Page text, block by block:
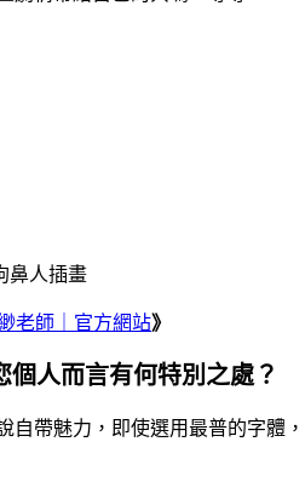
鼻人插畫
老師｜官方網站》
個人而言有何特別之處？
自帶魅力，即使選用最普的字體，